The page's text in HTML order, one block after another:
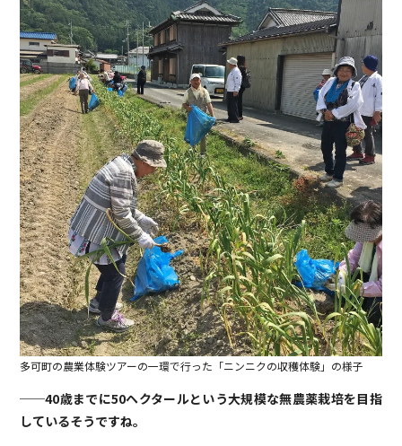
多可町の農業体験ツアーの一環で行った「ニンニクの収穫体験」の様子
──40歳までに50ヘクタールという大規模な無農薬栽培を目指
しているそうですね。